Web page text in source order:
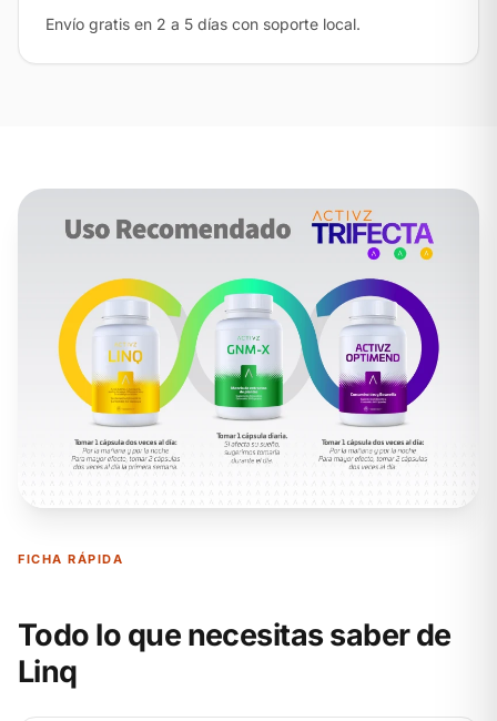
Envío gratis en 2 a 5 días con soporte local.
FICHA RÁPIDA
Todo lo que necesitas saber de
Linq